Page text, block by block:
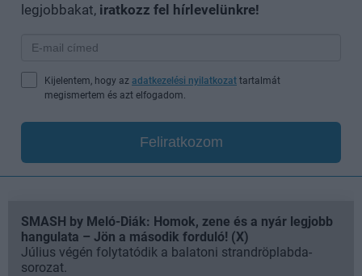
legjobbakat, iratkozz fel hírlevelünkre!
Kijelentem, hogy az adatkezelési nyilatkozat tartalmát
megismertem és azt elfogadom.
Feliratkozom
SMASH by Meló-Diák: Homok, zene és a nyár legjobb
hangulata – Jön a második forduló! (X)
Július végén folytatódik a balatoni strandröplabda-
sorozat.